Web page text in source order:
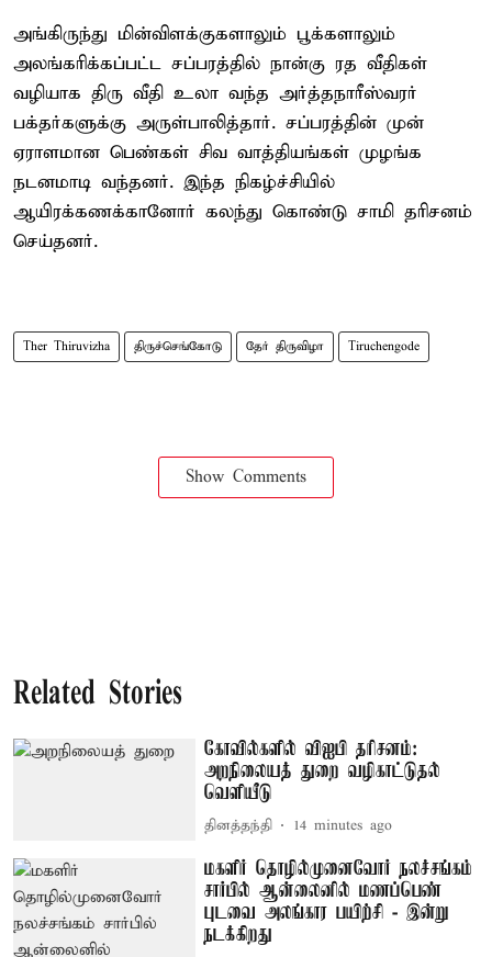
அங்கிருந்து மின்விளக்குகளாலும் பூக்களாலும்
அலங்கரிக்கப்பட்ட சப்பரத்தில் நான்கு ரத வீதிகள்
வழியாக திரு வீதி உலா வந்த அர்த்தநாரீஸ்வரர்
பக்தர்களுக்கு அருள்பாலித்தார். சப்பரத்தின் முன்
ஏராளமான பெண்கள் சிவ வாத்தியங்கள் முழங்க
நடனமாடி வந்தனர். இந்த நிகழ்ச்சியில்
ஆயிரக்கணக்கானோர் கலந்து கொண்டு சாமி தரிசனம்
செய்தனர்.
Ther Thiruvizha திருச்செங்கோடு தேர் திருவிழா Tiruchengode
Show Comments
Related Stories
கோவில்களில் விஐபி தரிசனம்:
அறநிலையத் துறை வழிகாட்டுதல்
வெளியீடு
தினத்தந்தி 14 minutes ago
மகளிர் தொழில்முனைவோர் நலச்சங்கம்
சார்பில் ஆன்லைனில் மணப்பெண்
புடவை அலங்கார பயிற்சி - இன்று
நடக்கிறது